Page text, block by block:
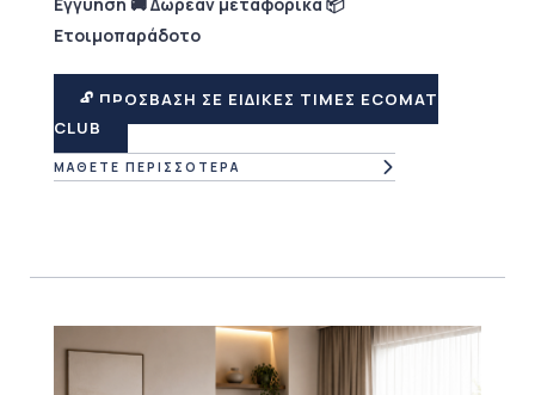
Ετοιμοπαράδοτο
🔓 ΠΡΟΣΒΑΣΗ ΣΕ ΕΙΔΙΚΕΣ ΤΙΜΕΣ ECOMAT
CLUB
ΜΑΘΕΤΕ ΠΕΡΙΣΣΟΤΕΡΑ